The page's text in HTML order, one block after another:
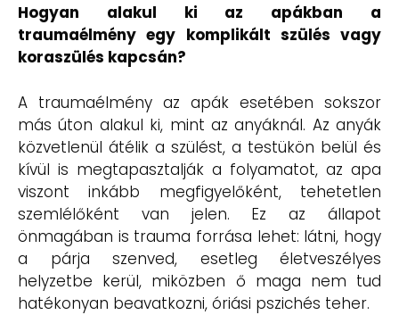
Hogyan alakul ki az apákban a
traumaélmény egy komplikált szülés vagy
koraszülés kapcsán?
A traumaélmény az apák esetében sokszor
más úton alakul ki, mint az anyáknál. Az anyák
közvetlenül átélik a szülést, a testükön belül és
kívül is megtapasztalják a folyamatot, az apa
viszont inkább megfigyelőként, tehetetlen
szemlélőként van jelen. Ez az állapot
önmagában is trauma forrása lehet: látni, hogy
a párja szenved, esetleg életveszélyes
helyzetbe kerül, miközben ő maga nem tud
hatékonyan beavatkozni, óriási pszichés teher.